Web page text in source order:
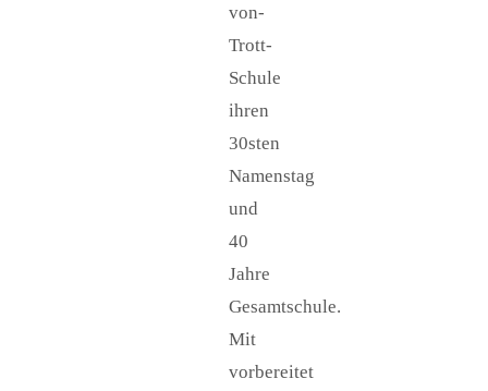
von-
Trott-
Schule
ihren
30sten
Namenstag
und
40
Jahre
Gesamtschule.
Mit
vorbereitet